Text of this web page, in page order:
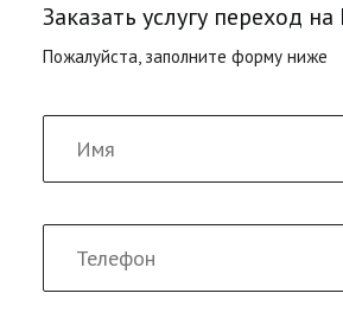
Заказать услугу переход
Пожалуйста, заполните форму ниже